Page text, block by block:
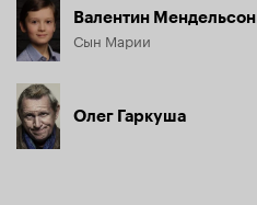
Валентин Мендельсон
Сын Марии
Олег Гаркуша